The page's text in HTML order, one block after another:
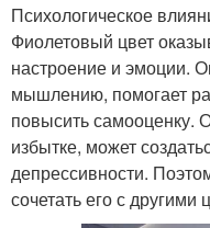
Психологическое
Фиолетовый цвет
настроение и эмоции.
мышлению, помогает
повысить самооценку.
избытке, может
депрессивности.
сочетать его с другими